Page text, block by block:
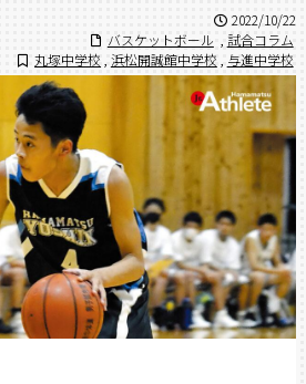
2022/10/22
バスケットボール
試合コラム
丸塚中学校 浜松開誠館中学校 与進中学校